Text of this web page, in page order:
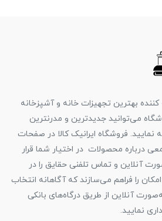
کننده بهترین تجهیزات خانه و آشپزخانه
می‌توانید جدیدترین و مدرنترین
فروشگاه ایرانیک کالا در صفحات
درباره محصولات در اختیار شما قرار
آنلاین و تماس تلفنی حقایق را در
را فراهم می‌سازند که آگاهانه انتخاب
آنلاین از طریق درگاه‌های بانکی
نمایید.